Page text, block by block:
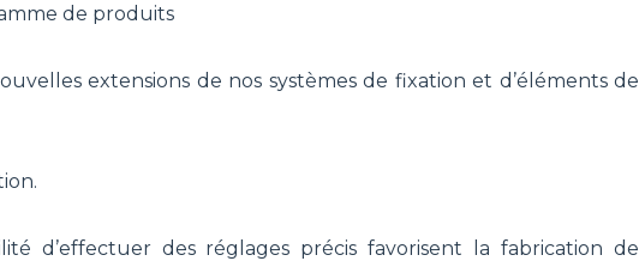
de produits
extensions de nos systèmes de fixation et d’éléments de
d’effectuer des réglages précis favorisent la fabrication de